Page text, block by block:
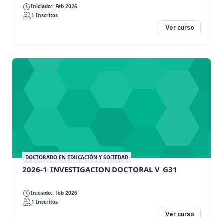
Iniciado:: Feb 2026
1 Inscritos
Ver curso
DOCTORADO EN EDUCACIÓN Y SOCIEDAD
2026-1_INVESTIGACION DOCTORAL V_G31
Iniciado:: Feb 2026
1 Inscritos
Ver curso